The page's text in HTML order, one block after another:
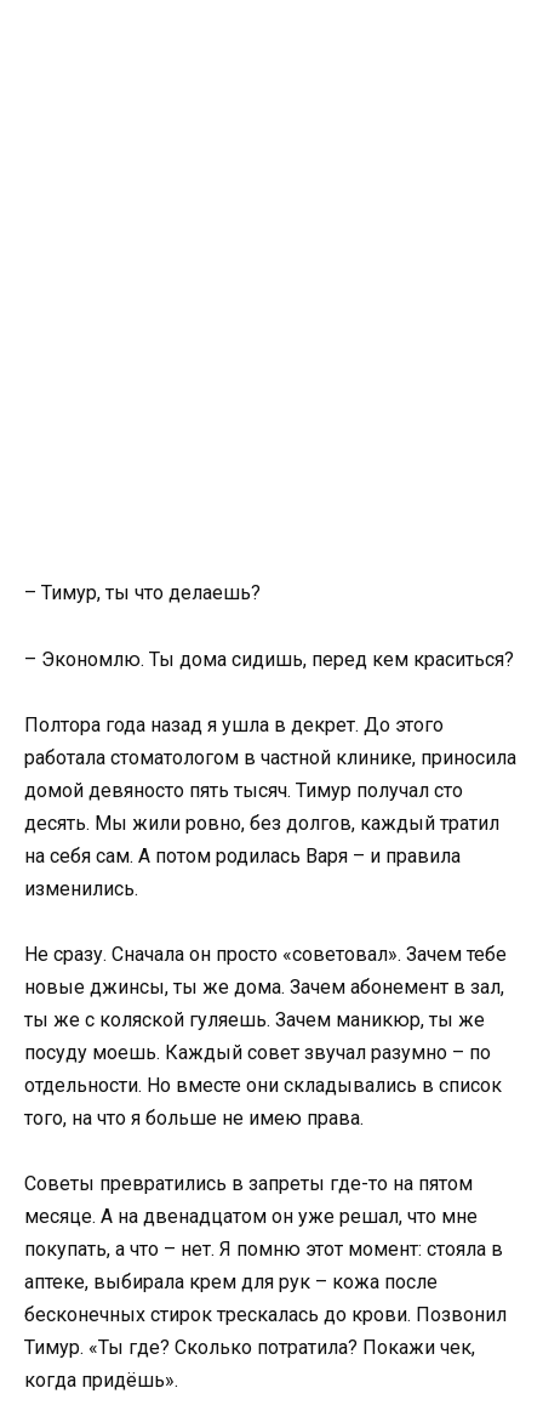
– Тимур, ты что делаешь?
– Экономлю. Ты дома сидишь, перед кем краситься?
Полтора года назад я ушла в декрет. До этого
работала стоматологом в частной клинике, приносила
домой девяносто пять тысяч. Тимур получал сто
десять. Мы жили ровно, без долгов, каждый тратил
на себя сам. А потом родилась Варя – и правила
изменились.
Не сразу. Сначала он просто «советовал». Зачем тебе
новые джинсы, ты же дома. Зачем абонемент в зал,
ты же с коляской гуляешь. Зачем маникюр, ты же
посуду моешь. Каждый совет звучал разумно – по
отдельности. Но вместе они складывались в список
того, на что я больше не имею права.
Советы превратились в запреты где-то на пятом
месяце. А на двенадцатом он уже решал, что мне
покупать, а что – нет. Я помню этот момент: стояла в
аптеке, выбирала крем для рук – кожа после
бесконечных стирок трескалась до крови. Позвонил
Тимур. «Ты где? Сколько потратила? Покажи чек,
когда придёшь».